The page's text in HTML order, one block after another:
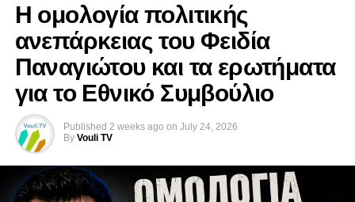
Η ομολογία πολιτικής
ανεπάρκειας του Φειδία
Παναγιώτου και τα ερωτήματα
για το Εθνικό Συμβούλιο
Published 2 weeks ago on July 24, 2026
By Vouli TV